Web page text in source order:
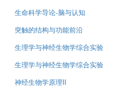
生命科学导论-脑与认知
突触的结构与功能前沿
生理学与神经生物学综合实验
生理学与神经生物学综合实验
神经生物学原理II